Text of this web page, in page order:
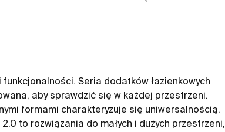
funkcjonalności. Seria dodatków łazienkowych
aby sprawdzić się w każdej przestrzeni.
formami charakteryzuje się uniwersalnością.
to rozwiązania do małych i dużych przestrzeni,